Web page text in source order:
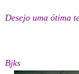
Desejo uma ótima
Bjks